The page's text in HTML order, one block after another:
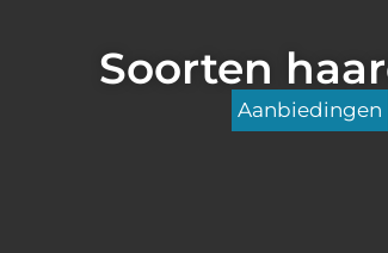
Soorten
Aanbiedingen